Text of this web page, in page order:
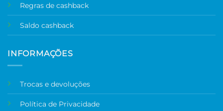
Regras de cashback
Saldo cashback
INFORMAÇÕES
Trocas e devoluções
Política de Privacidade